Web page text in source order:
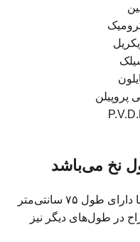
نخ می‌باشد
معمولا نخ‌های تولید شده در شرکت سوپا دارای طول ۷۵ سانتی‌متر
در طول‌های دیگر نیز